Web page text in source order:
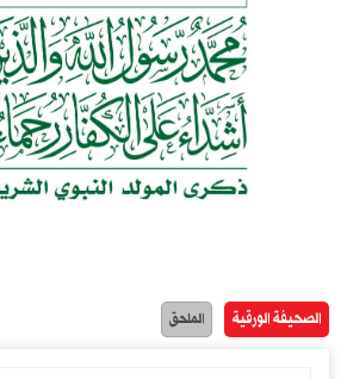
الصحيفة الورقية الملحق